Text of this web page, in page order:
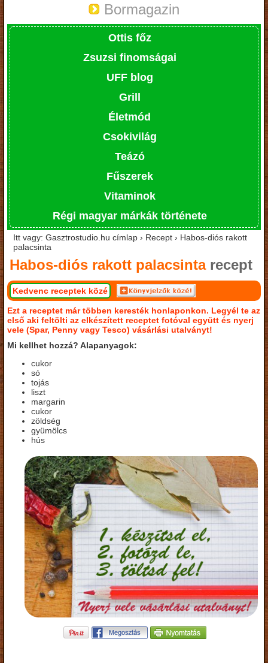
Bormagazin
Ottis főz
Zsuzsi finomságai
UFF blog
Grill
Életmód
Csokivilág
Teázó
Fűszerek
Vitaminok
Régi magyar márkák története
Itt vagy: Gasztrostudio.hu címlap › Recept › Habos-diós rakott
palacsinta
Habos-diós rakott palacsintarecept
Kedvenc receptek közé
Ezt a receptet már többen keresték honlaponkon. Legyél te az
első aki feltölti az elkészített receptet fotóval együtt és nyerj
vele (Spar, Penny vagy Tesco) vásárlási utalványt!
Mi kellhet hozzá? Alapanyagok:
cukor
só
tojás
liszt
margarin
cukor
zöldség
gyümölcs
hús